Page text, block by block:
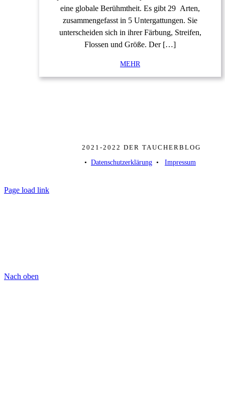
eine globale Berühmtheit. Es gibt 29 Arten,
zusammengefasst in 5 Untergattungen. Sie
unterscheiden sich in ihrer Färbung, Streifen,
Flossen und Größe. Der […]
MEHR
2021-2022 DER TAUCHERBLOG
• ­Datenschutzerklärung ­ • ­Impressum
Page load link
Nach oben